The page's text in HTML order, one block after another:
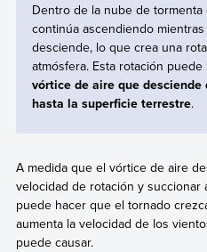
Dentro de la nube de
continúa ascendiendo
desciende, lo que crea una
atmósfera. Esta rotación
vórtice de aire que
hasta la superficie terrestre.
A medida que el vórtice de aire
velocidad de rotación y succionar
puede hacer que el tornado
aumenta la velocidad de los
puede causar.